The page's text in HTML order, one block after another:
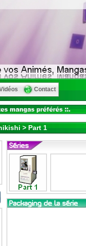
Contact
> Part 1